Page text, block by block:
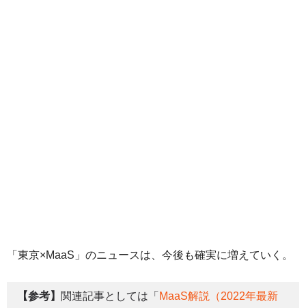
「東京×MaaS」のニュースは、今後も確実に増えていく。
【参考】 関連記事としては「 MaaS解説（2022年最新